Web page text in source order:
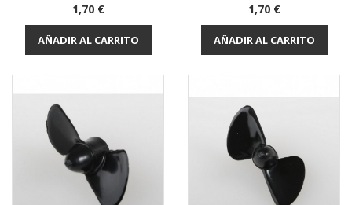
Precio
1,70 €
AÑADIR AL CARRITO
Precio
1,70 €
AÑADIR AL CARRITO